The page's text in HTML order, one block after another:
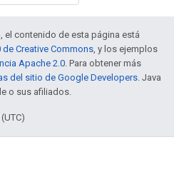
el contenido de esta página está
Creative Commons, y los ejemplos
Apache 2.0. Para obtener más
del sitio de Google Developers. Java
o sus afiliados.